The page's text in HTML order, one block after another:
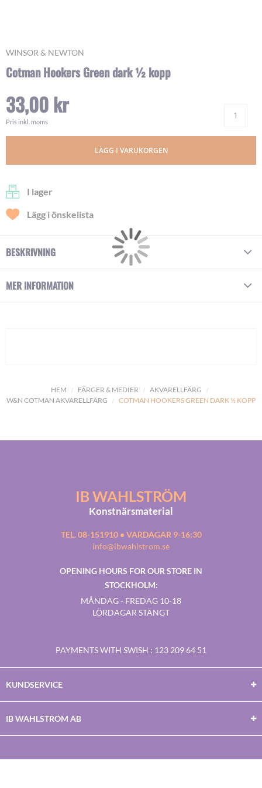
HEM FÄRGER & MEDIER
AKVARELLFÄRG
W&N COTMAN AKVARELLFÄRG
COTMAN HOOKERS GREEN DARK ½ KOPP
WINSOR & NEWTON
Cotman Hookers Green dark ½ kopp
33,00 kr
Pris inkl. moms
LÄGG I VARUKORGEN
I lager
Lägg i önskelista
Skip
the
of
the
images
BESKRIVNING
MER INFORMATION
IB WAHLSTRÖM
Konstnärsmaterial
TEL. 08-151910 • VARDAGAR 9-16:30
info@ibwahlstrom.se
OPENING HOURS FOR OUR STORE IN
STOCKHOLM:
MÅNDAG - FREDAG 10-18
LÖRDAGAR STÄNGT
PAYMENTS WITH SWISH : 123 209 64 51
KUNDSERVICE
IB WAHLSTRÖM AB
Facebook
TwitterYoutubeInstagram